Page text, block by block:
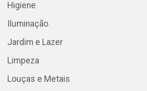
Higiene
Iluminação
Jardim e Lazer
Limpeza
Louças e Metais